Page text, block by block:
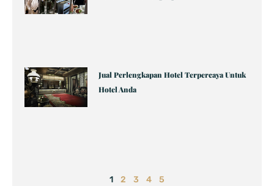
Jual Perlengkapan Hotel Terpercaya Untuk
Hotel Anda
1 2 3 4 5